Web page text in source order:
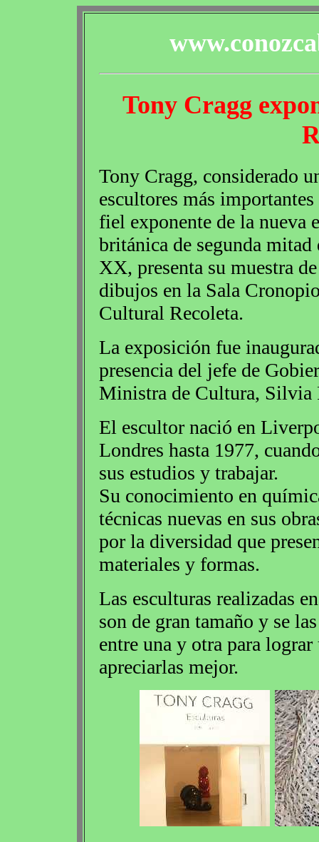
Tony Cragg
Tony Cragg, considerado
escultores más
fiel exponente de la nueva
británica de segunda
XX, presenta su muestra
dibujos en la Sala
Cultural Recoleta.
La exposición fue
presencia del jefe de
Ministra de Cultura, Silvia
El escultor nació en
Londres hasta 1977,
sus estudios y trabajar.
Su conocimiento en
técnicas nuevas en sus
por la diversidad que
materiales y formas.
Las esculturas realizadas
son de gran tamaño y se
entre una y otra para
apreciarlas mejor.